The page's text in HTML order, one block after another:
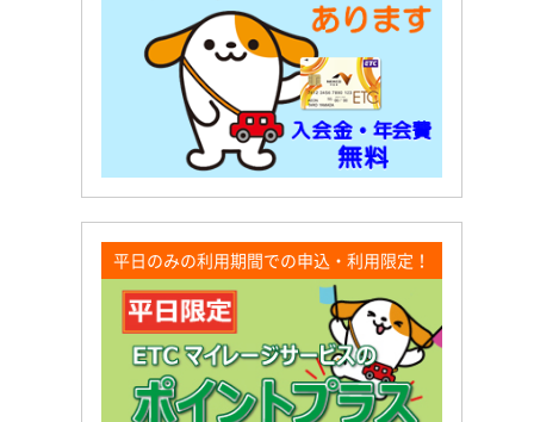
平日のみの利用期間での申込・利用限定！